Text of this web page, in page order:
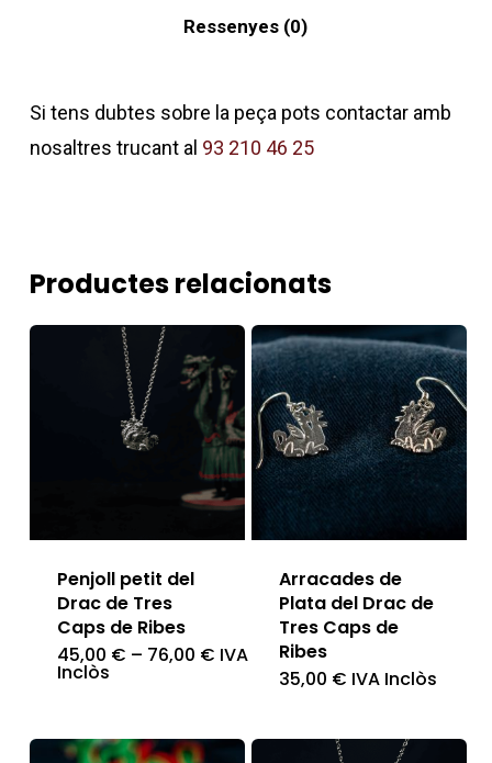
Ressenyes (0)
Si tens dubtes sobre la peça pots contactar amb
nosaltres trucant al 93 210 46 25
Productes relacionats
Penjoll petit del
Drac de Tres
Caps de Ribes
45,00 € – 76,00 € IVA
Inclòs
Aquest
Arracades de
Plata del Drac de
Tres Caps de
Ribes
35,00 € IVA Inclòs